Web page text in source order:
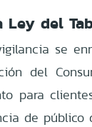
del
se
del
para
de público